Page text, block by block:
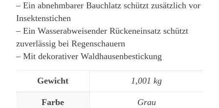
– Ein abnehmbarer Bauchlatz schützt zusätzlich vor
Insektenstichen
– Ein Wasserabweisender Rückeneinsatz schützt
zuverlässig bei Regenschauern
– Mit dekorativer Waldhausenbestickung
Gewicht 1,001 kg
Farbe Grau